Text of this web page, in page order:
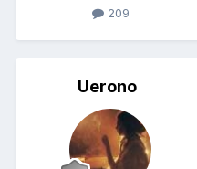
209
Uerono